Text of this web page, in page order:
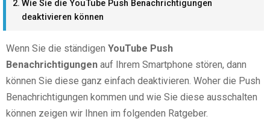
Wie Sie die YouTube Push Benachrichtigungen
deaktivieren können
Wenn Sie die ständigen YouTube Push
Benachrichtigungen auf Ihrem Smartphone stören, dann
können Sie diese ganz einfach deaktivieren. Woher die Push
Benachrichtigungen kommen und wie Sie diese ausschalten
können zeigen wir Ihnen im folgenden Ratgeber.